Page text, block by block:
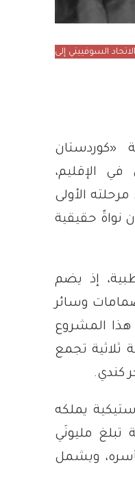
السوفييتي إلى
«كوردستان
في الإقليم،
الأولى
نواةً حقيقية
إذ يضم
وسائر
هذا المشروع
ثلاثية تجمع
كندي.
يملكه
مليونَي
ويشمل